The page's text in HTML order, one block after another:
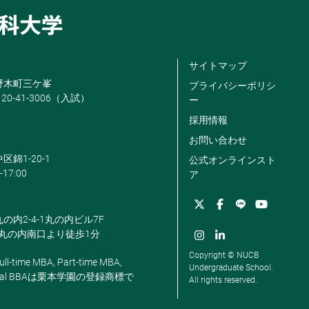
木町三ケ峯
41-3006（入試）
錦1-20-1
17:00
内2-4-1丸の内ビル7F
の内南口より徒歩1分
time MBA, Part-time MBA,
BBAは栗本学園の登録商標で
サイトマップ
プライバシーポリシ
ー
採用情報
お問い合わせ
公式オンラインスト
ア
Copyright © NUCB
Undergraduate School.
All rights reserved.